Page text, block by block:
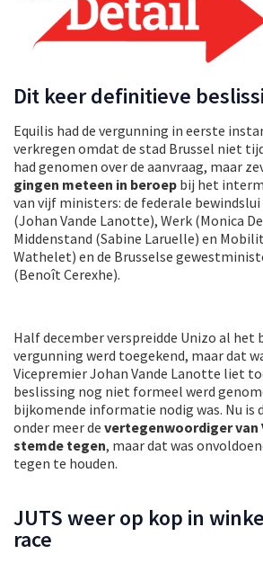
Dit keer definitieve
Equilis had de vergunning in eerste
verkregen omdat de stad Brussel niet
had genomen over de aanvraag, maar
gingen meteen in beroep bij het
van vijf ministers: de federale bewindslui
(Johan Vande Lanotte), Werk (Monica
Middenstand (Sabine Laruelle) en
Wathelet) en de Brusselse
(Benoît Cerexhe).
Half december verspreidde Unizo al het
vergunning werd toegekend, maar dat
Vicepremier Johan Vande Lanotte liet
beslissing nog niet formeel werd
bijkomende informatie nodig was. Nu is
onder meer de vertegenwoordiger van
stemde tegen, maar dat was
tegen te houden.
JUTS weer op kop in
race